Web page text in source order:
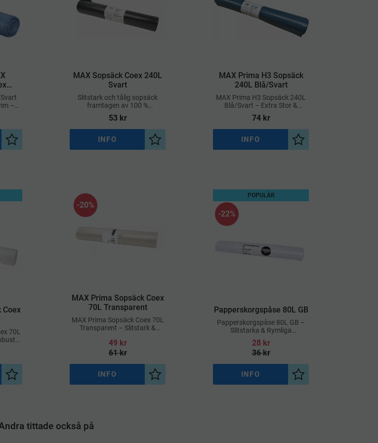
–
Lägg till i önskelista
​MAX Sopsäck Coex 240L
Svart
Slitstark och tålig sopsäck
framtagen av 100 %
återvunnen plast (PCR),
anpassad för hantering av
stora avfallsvolymer
53kr
Lägg till i önskelista
INFO
​MAX Prima H3 Sopsäck
240L Blå/Svart
MAX Prima H3 Sopsäck 240L
Blå/Svart – Extra Stor &
Slitstark för Tung
Avfallshantering
74kr
Lägg till i önskelista
INFO
Coex
70L
Lägg till i önskelista
​MAX Prima Sopsäck Coex
70L Transparent
MAX Prima Sopsäck Coex 70L
Transparent – Slitstark &
49 kr
61kr
20%
Lägg till i önskelista
INFO
​Papperskorgspåse 80L GB
Papperskorgspåse 80L GB –
Slitstarka & Rymliga
Avfallspåsar
28kr
36kr
22%
POPULÄR
Lägg till i önskelista
INFO
tittade också på